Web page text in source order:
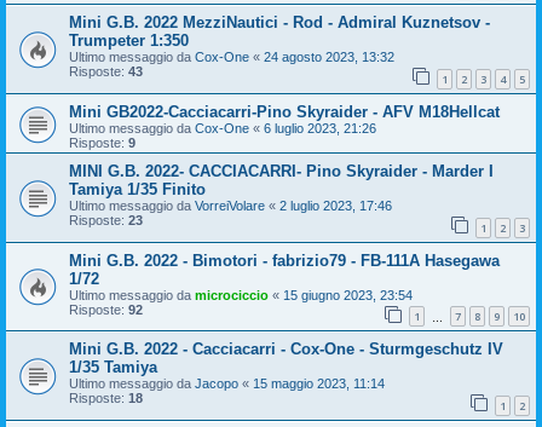
Mini G.B. 2022 MezziNautici - Rod - Admiral Kuznetsov -
Trumpeter 1:350
Ultimo messaggio da Cox-One « 24 agosto 2023, 13:32
Risposte: 43 1 2 3 4 5
Mini GB2022-Cacciacarri-Pino Skyraider - AFV M18Hellcat
Ultimo messaggio da Cox-One « 6 luglio 2023, 21:26
Risposte: 9
MINI G.B. 2022- CACCIACARRI- Pino Skyraider - Marder I
Tamiya 1/35 Finito
Ultimo messaggio da VorreiVolare « 2 luglio 2023, 17:46
Risposte: 23 1 2 3
Mini G.B. 2022 - Bimotori - fabrizio79 - FB-111A Hasegawa
1/72
Ultimo messaggio da microciccio « 15 giugno 2023, 23:54
Risposte: 92 1 7 8 9 10
Mini G.B. 2022 - Cacciacarri - Cox-One - Sturmgeschutz IV
1/35 Tamiya
Ultimo messaggio da Jacopo « 15 maggio 2023, 11:14
Risposte: 18 1 2